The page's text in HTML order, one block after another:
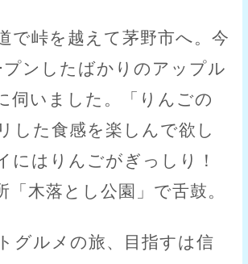
で峠を越えて茅野市へ。今
ンしたばかりのアップル
伺いました。「りんごの
した食感を楽しんで欲し
にはりんごがぎっしり！
「木落とし公園」で舌鼓。
グルメの旅、目指すは信